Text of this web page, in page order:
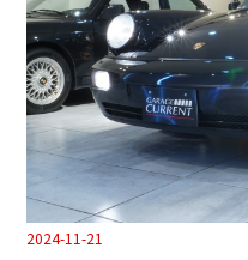
2024-11-21